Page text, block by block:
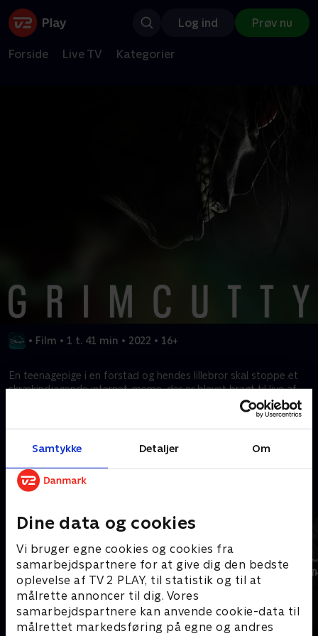
Samtykke Detaljer Om
Dine data og cookies
Vi bruger egne cookies og cookies fra
samarbejdspartnere for at give dig den bedste
oplevelse af TV 2 PLAY, til statistik og til at
målrette annoncer til dig. Vores
samarbejdspartnere kan anvende cookie-data til
målrettet markedsføring på egne og andres
Log ind Prøv nu
Forside Live TV Kategorier
• Film • 1 t. 41 min • 2022 • 16+
En teenagepige i en forstad og hendes lillebror skal stoppe et
skrækindjagende internet-meme, der er blevet bragt til live af
Kræver tilkøb
Mere indhold fra Disney+